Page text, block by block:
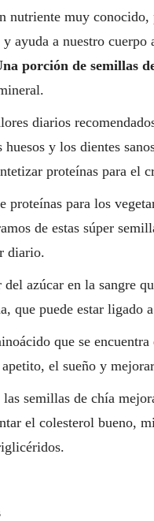
nutriente muy
y ayuda a nuestro
porción de semillas
diarios
huesos y los dientes
proteínas para el
proteínas para los
de estas súper
diario.
azúcar en la sangre
que puede estar ligado
que se
el sueño y
las semillas de chía
el colesterol bueno,